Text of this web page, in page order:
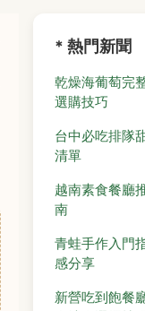
* 熱門新聞
乾燥海葡萄完
選購技巧
台中必吃排隊
清單
越南素食餐廳
南
青蛙手作入門
感分享
新營吃到飽餐